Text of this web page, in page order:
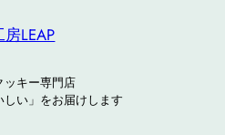
LEAP
ッキー専門店
しい」をお届けします